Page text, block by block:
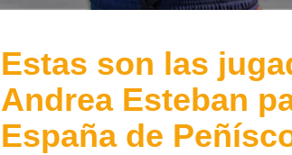
Estas son las
Andrea Esteban
España de